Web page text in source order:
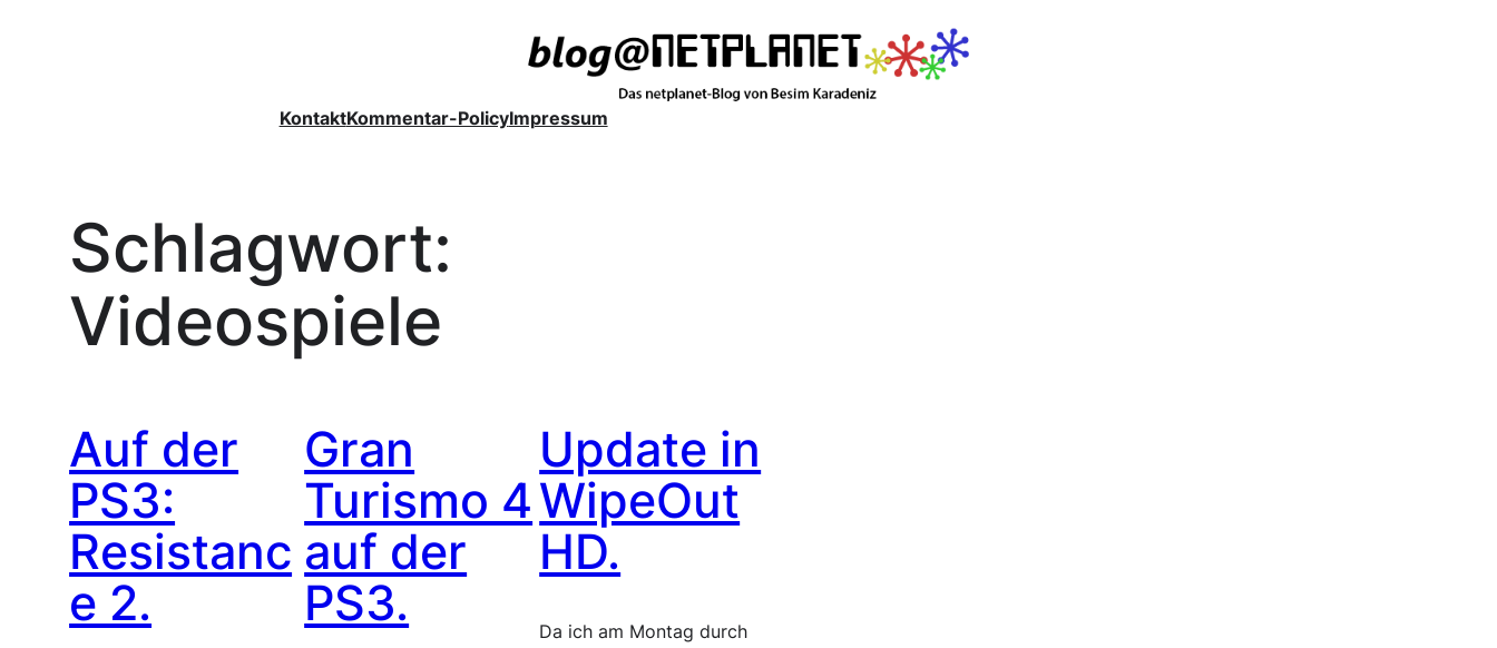
KontaktKommentar-PolicyImpressum
Schlagwort:
Videospiele
Auf der
PS3:
Resistanc
e 2.
Gran
Turismo 4
auf der
PS3.
Update in
WipeOut
HD.
Da ich am Montag durch